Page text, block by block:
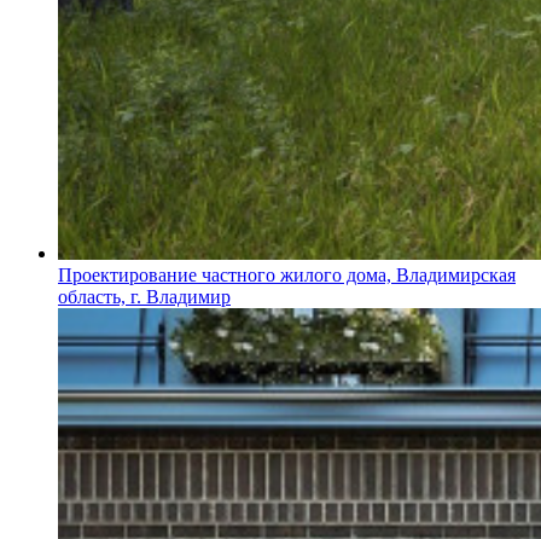
Проектирование частного жилого дома, Владимирская
область, г. Владимир